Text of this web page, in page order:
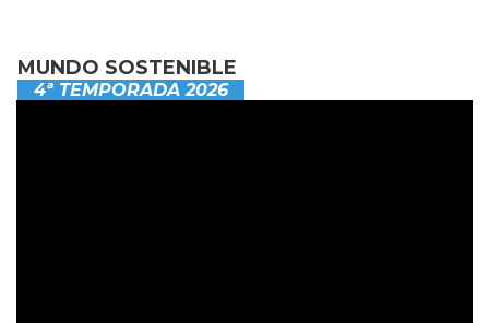
MUNDO SOSTENIBLE
4ª TEMPORADA 2026